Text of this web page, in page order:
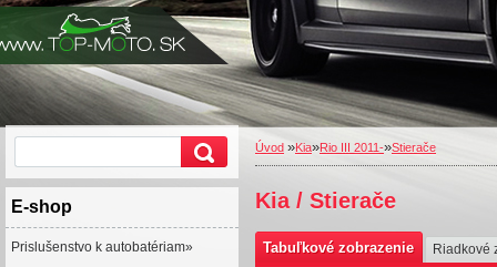
E-shop
Prislušenstvo k autobatériam»
Úvod »Kia»Rio III 2011-»Stierače
Kia / Stierače
Tabuľkové zobrazenie Riadkové